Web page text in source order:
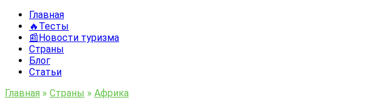
Главная
🔥Тесты
📰Новости туризма
Страны
Блог
Статьи
Главная » Страны » Африка